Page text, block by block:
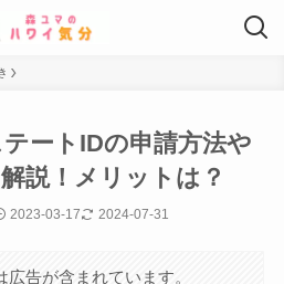
ートIDの申請方法や
説！メリットは？
2023-03-17 2024-07-31
告が含まれています。